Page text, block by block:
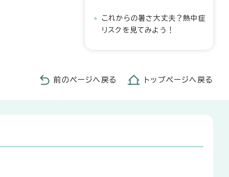
これからの暑さ大丈夫？熱中症
リスクを見てみよう！
前のページへ戻る トップページへ戻る